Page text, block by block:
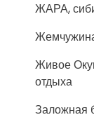
ЖАРА,
Живое
отдыха
Заложная